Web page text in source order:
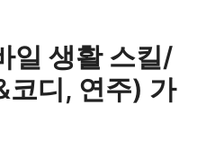
일 생활 스킬/
코디, 연주) 가